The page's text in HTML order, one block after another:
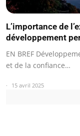
L’importance de
développement
EN BREF
et de la confiance…
15 avril 2025